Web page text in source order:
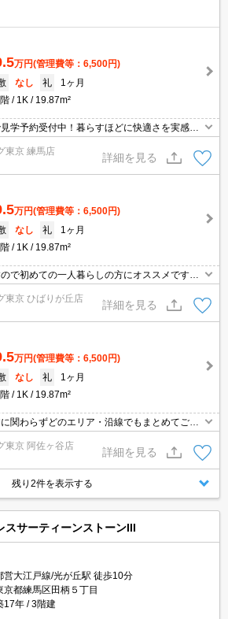
万円(管理費等：6,500円)
なし 礼
1ヶ月
1K 19.87m²
学予約受付中！暮らすほどに快適さを実感で
業施設の多さ！日常の買い物に便利！
東京 練馬店
詳細を見る
万円(管理費等：6,500円)
なし 礼
1ヶ月
1K 19.87m²
で初めての一人暮らしの方にオススメです。
決済可！賃貸のお部屋探しはタウンハウジン
東京 ひばりが丘店
詳細を見る
万円(管理費等：6,500円)
なし 礼
1ヶ月
1K 19.87m²
関わらずどのエリア・沿線でもまとめてご紹
ている場合はますご相談くださいませ。
東京 阿佐ヶ谷店
詳細を見る
残り2件を表示する
スサーティーンストーンIII
営大江戸線/光が丘駅 徒歩10分
京都練馬区田柄５丁目
17年
3階建